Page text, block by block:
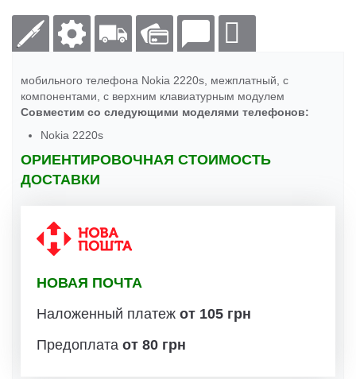
мобильного телефона Nokia 2220s, межплатный, с
компонентами, с верхним клавиатурным модулем
Совместим со следующими моделями телефонов:
Nokia 2220s
ОРИЕНТИРОВОЧНАЯ СТОИМОСТЬ
ДОСТАВКИ
НОВАЯ ПОЧТА
Наложенный платеж от 105 грн
Предоплата от 80 грн